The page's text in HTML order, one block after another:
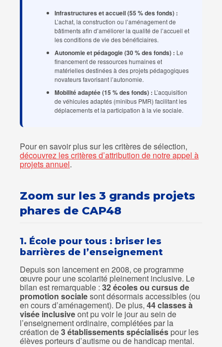
Infrastructures et accueil (55 % des fonds) :
L’achat, la construction ou l’aménagement de
bâtiments afin d’améliorer la qualité de l’accueil et
les conditions de vie des bénéficiaires.
Autonomie et pédagogie (30 % des fonds) : Le
financement de ressources humaines et
matérielles destinées à des projets pédagogiques
novateurs favorisant l’autonomie.
Mobilité adaptée (15 % des fonds) : L’acquisition
de véhicules adaptés (minibus PMR) facilitant les
déplacements et la participation à la vie sociale.
Pour en savoir plus sur les critères de sélection,
découvrez les critères d’attribution de notre appel à
projets annuel.
Zoom sur les 3 grands projets
phares de CAP48
1. École pour tous : briser les
barrières de l’enseignement
Depuis son lancement en 2008, ce programme
œuvre pour une scolarité pleinement inclusive. Le
bilan est remarquable : 32 écoles ou cursus de
promotion socialesont désormais accessibles (ou
en cours d’aménagement). De plus, 44 classes à
visée inclusiveont pu voir le jour au sein de
l’enseignement ordinaire, complétées par la
création de3 établissements spécialisés pour les
élèves porteurs d’autisme ou de handicap mental.